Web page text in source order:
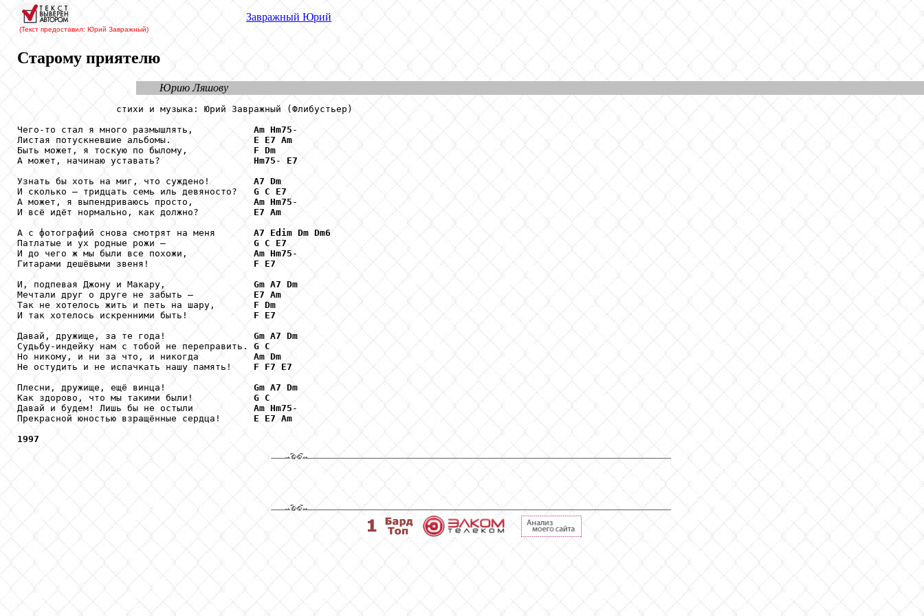
(Текст предоставил: Юрий Завражный)
Завражный Юрий
Старому приятелю
Юрию Ляшову
                  стихи и музыка: Юрий Завражный (Флибустьер)
Чего-то стал я много размышлять, Am Hm75 -
Листая потускневшие альбомы. E E7 Am
Быть может, я тоскую по былому, F Dm
А может, начинаю уставать? Hm75 - E7
Узнать бы хоть на миг, что суждено! A7 Dm
И сколько – тридцать семь иль девяносто? G C
E7
А может, я выпендриваюсь просто, Am Hm75 -
И всё идёт нормально, как должно? E7 Am
А с фотографий снова смотрят на меня A7 Edim Dm Dm6
Патлатые и ух родные рожи – G C
E7
И до чего ж мы были все похожи, Am Hm75 -
Гитарами дешёвыми звеня! F
E7
И, подпевая Джону и Макару, Gm A7 Dm
Мечтали друг о друге не забыть – E7 Am
Так не хотелось жить и петь на шару, F Dm
И так хотелось искренними быть! F
E7
Давай, дружище, за те года! Gm A7 Dm
Судьбу-индейку нам с тобой не переправить. G C
Но никому, и ни за что, и никогда Am Dm
Не остудить и не испачкать нашу память! F F7
E7
Плесни, дружище, ещё винца! Gm A7 Dm
Как здорово, что мы такими были! G C
Давай и будем! Лишь бы не остыли Am Hm75 -
Прекрасной юностью взращённые сердца! E E7 Am
1997